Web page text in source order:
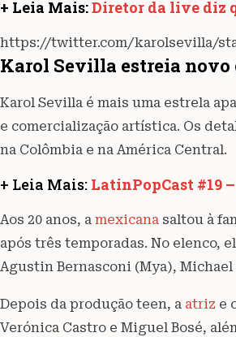
+ Leia Mais:Diretor da live diz
https://twitter.com/karolsevilla/
Karol Sevilla estreia
Karol Sevilla é mais uma estrela
e comercialização artística. Os
na Colômbia e na América Central.
+ Leia Mais: LatinPopCast #19
Aos 20 anos, a mexicana saltou à
após três temporadas. No elenco,
Agustin Bernasconi (Mya),
Depois da produção teen, a atriz e
Verónica Castro e Miguel Bosé,